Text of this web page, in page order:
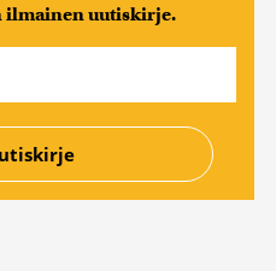
ilmainen uutiskirje.